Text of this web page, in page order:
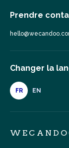
Prendre
Changer la
FR EN